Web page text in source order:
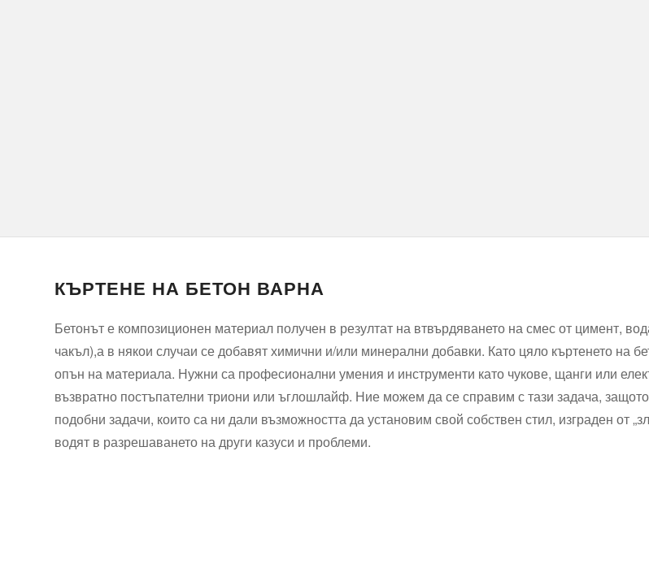
КЪРТЕНЕ НА БЕТОН ВАРНА
Бетонът е композиционен материал получен в резултат на втвърдяването на смес от цимент,
чакъл),а в някои случаи се добавят химични и/или минерални добавки. Като цяло къртенето на
опън на материала. Нужни са професионални умения и инструменти като чукове, щанги или
възвратно постъпателни триони или ъглошлайф. Ние можем да се справим с тази задача,
подобни задачи, които са ни дали възможността да установим свой собствен стил, изграден от
водят в разрешаването на други казуси и проблеми.